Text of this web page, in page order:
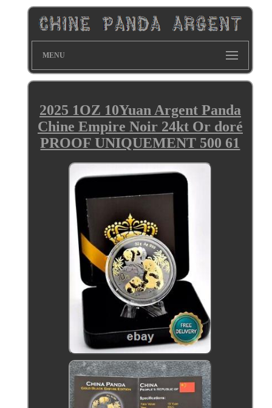
MENU
2025 1OZ 10Yuan Argent Panda
Chine Empire Noir 24kt Or doré
PROOF UNIQUEMENT 500 61